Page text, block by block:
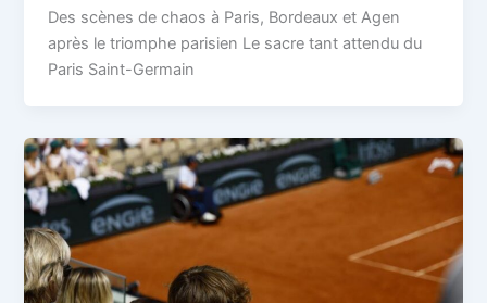
Des scènes de chaos à Paris, Bordeaux et Agen
après le triomphe parisien Le sacre tant attendu du
Paris Saint-Germain